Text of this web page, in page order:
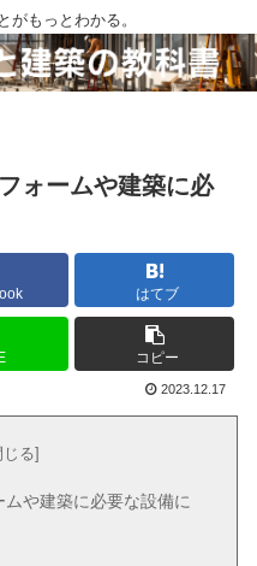
がもっとわかる。
ォームや建築に必
はてブ
コピー
2023.12.17
や建築に必要な設備に